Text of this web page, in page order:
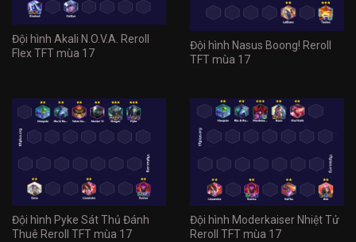
Đội hình Akali N.O.V.A. Reroll
Flex TFT mùa 17
Đội hình Nasus Boong! Reroll
TFT mùa 17
Đội hình Pyke Sát Thủ Đánh
Thuê Reroll TFT mùa 17
Đội hình Moderkaiser Nhiệt Tử
Reroll TFT mùa 17